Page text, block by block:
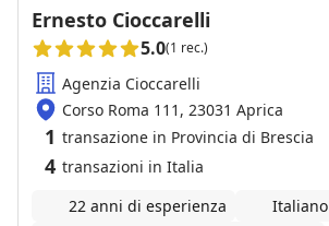
Ernesto Cioccarelli
5.0(1 rec.)
Agenzia Cioccarelli
Corso Roma 111, 23031 Aprica
1 transazione in Provincia di Brescia
4 transazioni in Italia
22 anni di esperienza
Italiano